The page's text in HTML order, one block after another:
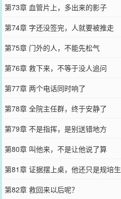
第73章 血管片上，多出来的影子
第74章 字还没签完，人就要被推走
第75章 门外的人，不能先松气
第76章 救下来，不等于没人追问
第77章 两个电话同时响了
第78章 全院主任群，终于安静了
第79章 不是指挥，是别送错地方
第80章 叫他来，不是让他说了算
第81章 证据摆上桌，他还只是规培生
第82章 救回来以后呢？